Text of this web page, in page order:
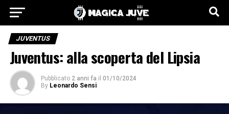
JUVENTUS
Juventus: alla scoperta del Lipsia
Pubblicato 2 anni fa il 01/10/2024
By Leonardo Sensi